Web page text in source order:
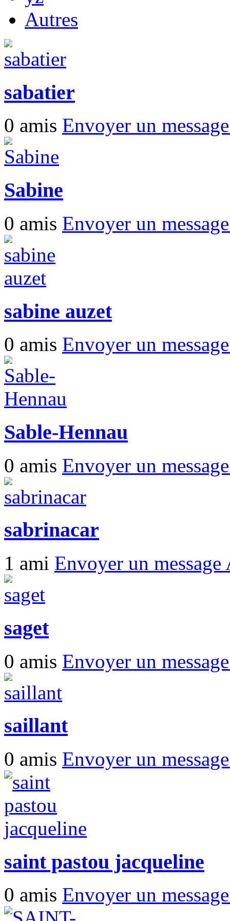
Autres
sabatier
0 amis Envoyer un
Sabine
0 amis Envoyer un
sabine auzet
0 amis Envoyer un
Sable-Hennau
0 amis Envoyer un
sabrinacar
1 ami Envoyer un message
saget
0 amis Envoyer un
saillant
0 amis Envoyer un
saint pastou jacqueline
0 amis Envoyer un